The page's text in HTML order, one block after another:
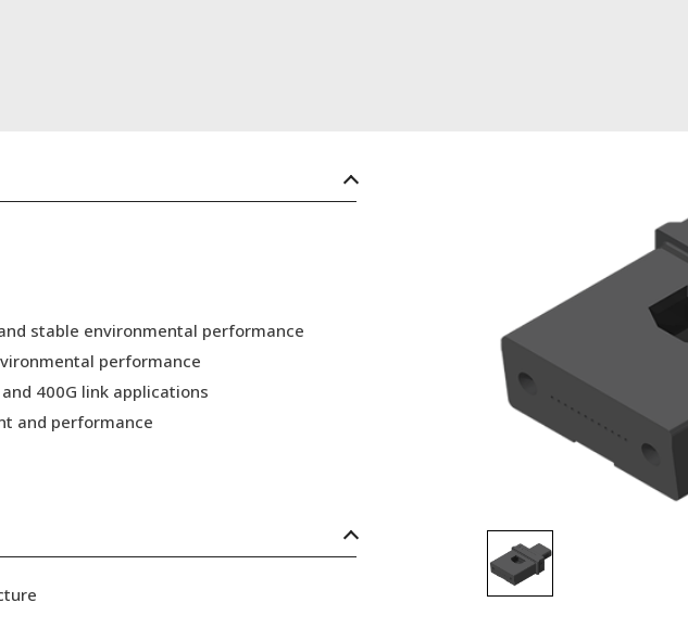
stable environmental performance
performance
400G link applications
and performance